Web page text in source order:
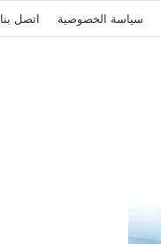
سياسة الخصوصية اتصل بنا